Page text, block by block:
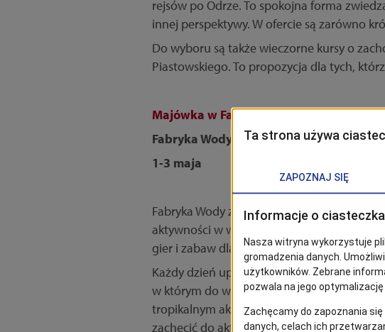
rejsów po Odrze. To spokojna forma
innej perspektywy. W ofercie są zarówno
Do wyboru są także wieczorne kursy o
Piastowskiego. To propozycja dla tych,
Majówka w Fabryce Wody
Fabryka Wody
1-3 maja
Fabryka Wody zaprasza na majówkę pełną
aktywności w wodzie, animacje oraz
gier i zabaw dla najmłodszych po imprezy
Każdy dzień upłynie pod innym
w którym do wygrania jest elektryczne
tropikalnym akcentem w hawajskim stylu.
zachęcić do aktywnego spędzania czasu.